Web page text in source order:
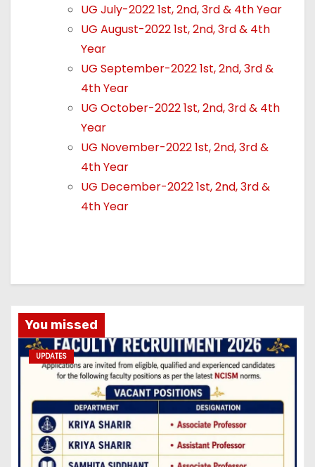
UG July-2022 1st, 2nd, 3rd & 4th Year
UG August-2022 1st, 2nd, 3rd & 4th
Year
UG September-2022 1st, 2nd, 3rd &
4th Year
UG October-2022 1st, 2nd, 3rd & 4th
Year
UG November-2022 1st, 2nd, 3rd &
4th Year
UG December-2022 1st, 2nd, 3rd &
4th Year
You missed
UPDATES